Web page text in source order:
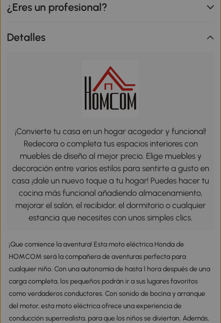
¿Eres un profesional?
Detalles
¡Convierte tu casa en un hogar acogedor y funcional!
Redecora o completa tus espacios interiores con
muebles de diseño al mejor precio. Elige muebles y
decoración entre varios estilos para sentirte a gusto en
casa ¡dale un nuevo toque a tu hogar! Puedes hacer tu
cocina más funcional añadiendo almacenamiento,
mejorar el salón, el recibidor, el dormitorio o cualquier
estancia que necesites con unos simples clics.
¡Que comience la aventura! Esta moto eléctrica Honda de
HOMCOM será la compañera de aventuras perfecta para
cualquier niño. Con una autonomía de hasta 1 hora después de una
carga completa, los pequeños podrán ir a sus lugares favoritos
como verdaderos conductores. Con sonido de bocina y arranque
del motor, esta moto eléctrica ofrece una experiencia de
conducción superrealista, para que los niños se diviertan. Además,